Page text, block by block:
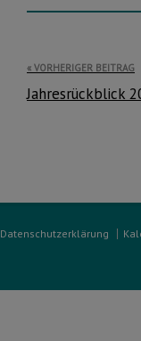
VORHERIGER BEITRAG
Jahresrückblick
Datenschutzerklärung